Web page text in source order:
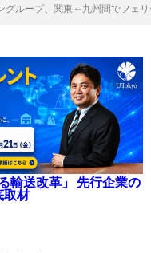
グループ、関東～九州間でフェ
輸送改革」 先行企業の
取材